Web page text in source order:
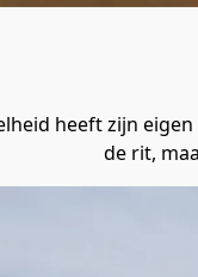
heeft zijn
de rit,